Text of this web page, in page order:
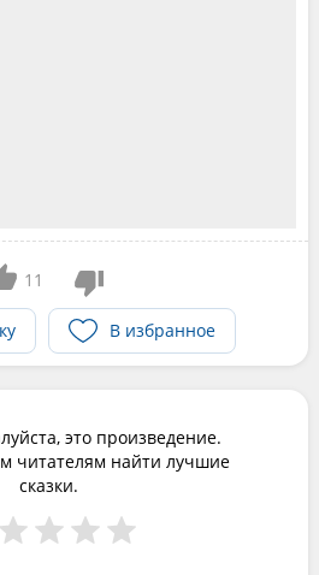
11
В избранное
это произведение.
читателям найти лучшие
сказки.